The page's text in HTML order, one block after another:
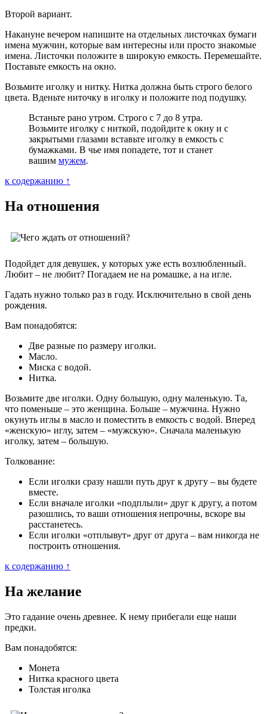
Второй вариант.
Накануне вечером напишите на отдельных листочках бумаги
имена мужчин, которые вам интересны или просто знакомые
имена. Листочки положите в широкую емкость. Перемешайте.
Поставьте емкость на окно.
Возьмите иголку и нитку. Нитка должна быть строго белого
цвета. Вденьте ниточку в иголку и положите под подушку.
Встаньте рано утром. Строго с 7 до 8 утра.
Возьмите иголку с ниткой, подойдите к окну и с
закрытыми глазами вставьте иголку в емкость с
бумажками. В чье имя попадете, тот и станет
вашим мужем.
к содержанию ↑
На отношения
Подойдет для девушек, у которых уже есть возлюбленный.
Любит – не любит? Погадаем не на ромашке, а на игле.
Гадать нужно только раз в году. Исключительно в свой день
рождения.
Вам понадобятся:
Две разные по размеру иголки.
Масло.
Миска с водой.
Нитка.
Возьмите две иголки. Одну большую, одну маленькую. Та,
что поменьше – это женщина. Больше – мужчина. Нужно
окунуть иглы в масло и поместить в емкость с водой. Вперед
«женскую» иглу, затем – «мужскую». Сначала маленькую
иголку, затем – большую.
Толкование:
Если иголки сразу нашли путь друг к другу – вы будете
вместе.
Если вначале иголки «подплыли» друг к другу, а потом
разошлись, то ваши отношения непрочны, вскоре вы
расстанетесь.
Если иголки «отплывут» друг от друга – вам никогда не
построить отношения.
к содержанию ↑
На желание
Это гадание очень древнее. К нему прибегали еще наши
предки.
Вам понадобятся:
Монета
Нитка красного цвета
Толстая иголка